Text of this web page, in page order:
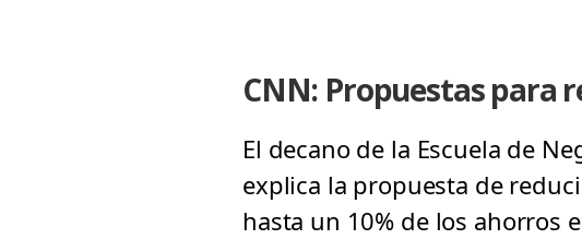
CNN: Propuestas para
El decano de la Escuela de
explica la propuesta de
hasta un 10% de los ahorros